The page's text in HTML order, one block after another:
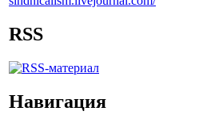
RSS
Навигация